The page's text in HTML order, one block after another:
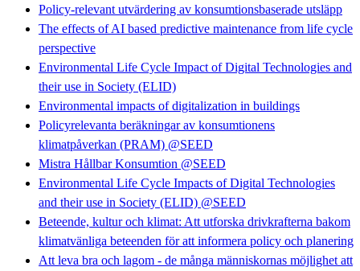
Policy-relevant utvärdering av konsumtionsbaserade utsläpp
The effects of AI based predictive maintenance from life cycle
perspective
Environmental Life Cycle Impact of Digital Technologies and
their use in Society (ELID)
Environmental impacts of digitalization in buildings
Policyrelevanta beräkningar av konsumtionens
klimatpåverkan (PRAM) @SEED
Mistra Hållbar Konsumtion @SEED
Environmental Life Cycle Impacts of Digital Technologies
and their use in Society (ELID) @SEED
Beteende, kultur och klimat: Att utforska drivkrafterna bakom
klimatvänliga beteenden för att informera policy och planering
Att leva bra och lagom - de många människornas möjlighet att